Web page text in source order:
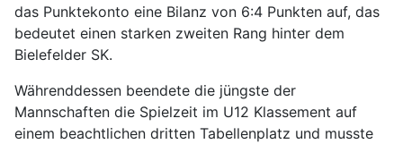
das Punktekonto eine Bilanz von 6:4 Punkten auf, das
bedeutet einen starken zweiten Rang hinter dem
Bielefelder SK.
Währenddessen beendete die jüngste der
Mannschaften die Spielzeit im U12 Klassement auf
einem beachtlichen dritten Tabellenplatz und musste